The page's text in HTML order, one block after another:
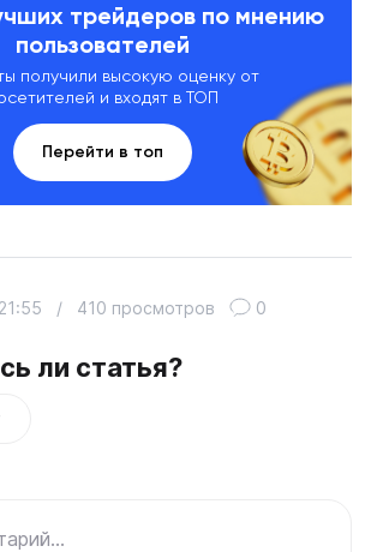
трейдеров по мнению
пользователей
получили высокую оценку от
и входят в ТОП
Перейти в топ
ли статья?
/ 410 просмотров 0